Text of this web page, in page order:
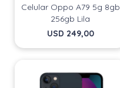
Celular Oppo A79 5g 8gb
256gb Lila
USD 249,00